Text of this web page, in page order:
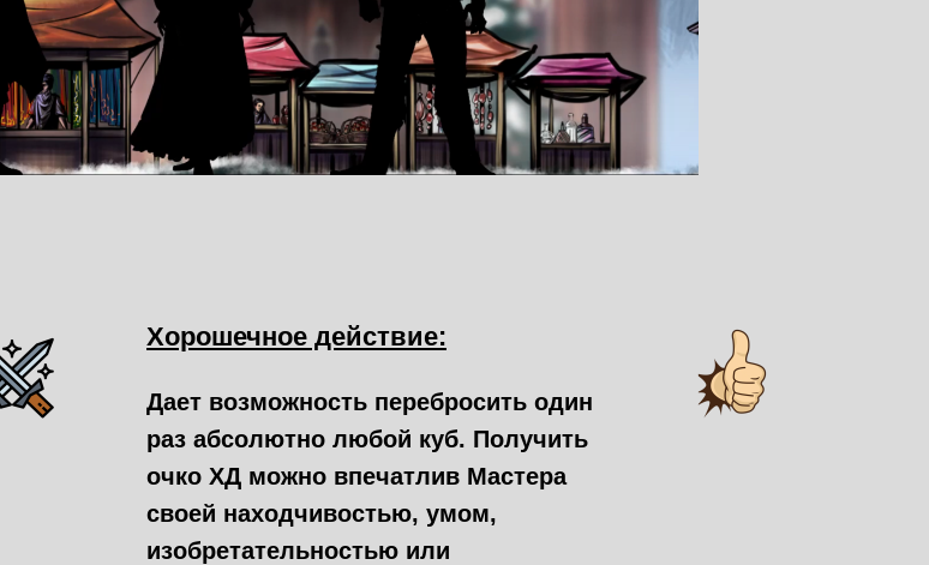
Хорошечное действие:
Дает возможность перебросить один
раз абсолютно любой куб. Получить
очко ХД можно впечатлив Мастера
своей находчивостью, умом,
изобретательностью или